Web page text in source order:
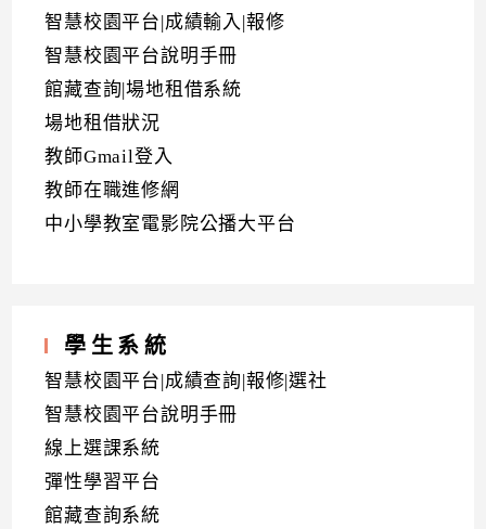
智慧校園平台|成績輸入|報修
智慧校園平台說明手冊
館藏查詢|場地租借系統
場地租借狀況
教師Gmail登入
教師在職進修網
中小學教室電影院公播大平台
學生系統
智慧校園平台|成績查詢|報修|選社
智慧校園平台說明手冊
線上選課系統
彈性學習平台
館藏查詢系統